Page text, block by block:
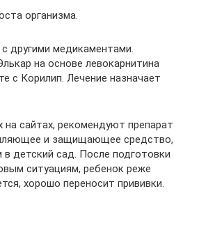
организма.
другими медикаментами.
на основе левокарнитина
с Корилип. Лечение назначает
на сайтах, рекомендуют препарат
и защищающее средство,
в детский сад. После подготовки
ситуациям, ребенок реже
хорошо переносит прививки.